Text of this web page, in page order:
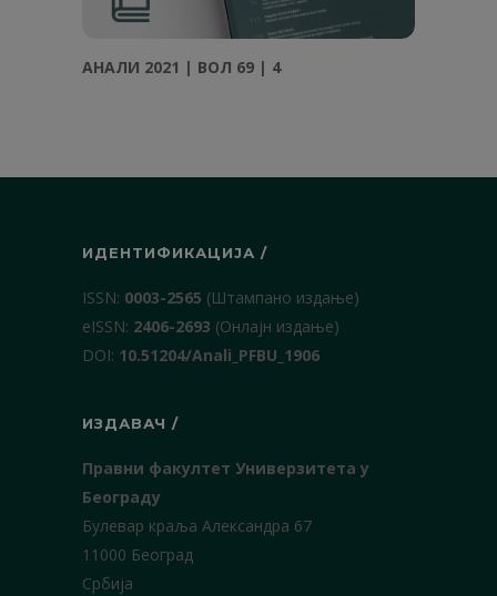
АНАЛИ 2021 | ВОЛ 69 | 4
ИДЕНТИФИКАЦИЈА /
ISSN: 0003-2565 (Штампано издање)
еISSN: 2406-2693 (Онлајн издање)
DOI: 10.51204/Anali_PFBU_1906
ИЗДАВАЧ /
Правни факултет Универзитета у
Београду
Булевар краља Александра 67
11000 Београд
Србија